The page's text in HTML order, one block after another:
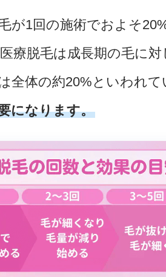
が1回の施術でおよそ
療脱毛は成長期の毛に
全体の約20%といわれ
になります。